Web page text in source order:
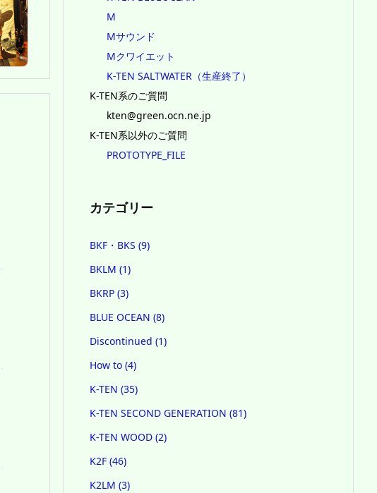
M
Mサウンド
Mクワイエット
K-TEN SALTWATER（生産終了）
K-TEN系のご質問
kten@green.ocn.ne.jp
K-TEN系以外のご質問
PROTOTYPE_FILE
カテゴリー
BKF・BKS (9)
BKLM (1)
BKRP (3)
BLUE OCEAN (8)
Discontinued (1)
How to (4)
K-TEN (35)
K-TEN SECOND GENERATION (81)
K-TEN WOOD (2)
K2F (46)
K2LM (3)